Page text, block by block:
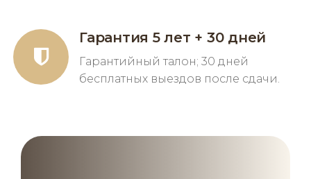
Гарантия 5 лет + 30 дней
Гарантийный талон; 30 дней
бесплатных выездов после сдачи.